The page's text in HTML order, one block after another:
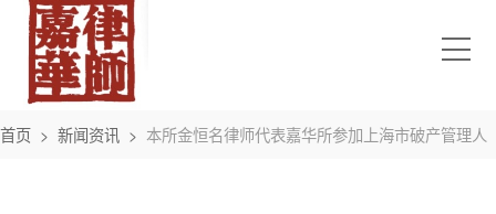
首页 > 新闻资讯 > 本所金恒名律师代表嘉华所参加上海市破产管理人